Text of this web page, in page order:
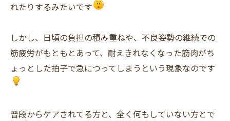
れたりするみたいです
しかし、日頃の負担の積み重ねや、不良姿勢の継続での
筋疲労がもともとあって、耐えきれなくなった筋肉がち
ょっとした拍子で急につってしまうという現象なのです
普段からケアされてる方と、全く何もしていない方とで